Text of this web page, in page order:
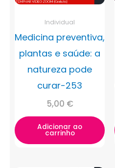
Individual
Medicina preventiva,
plantas e saúde: a
natureza pode
curar-253
5,00 €
Adicionar ao
carrinho